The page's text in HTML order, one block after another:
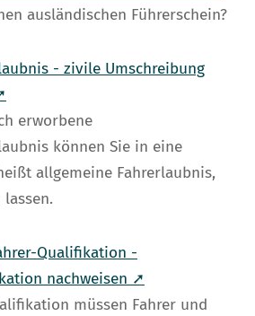
ausländischen Führerschein?
- zivile Umschreibung
erworbene
können Sie in eine
allgemeine Fahrerlaubnis,
Qualifikation -
nachweisen ➚
müssen Fahrer und